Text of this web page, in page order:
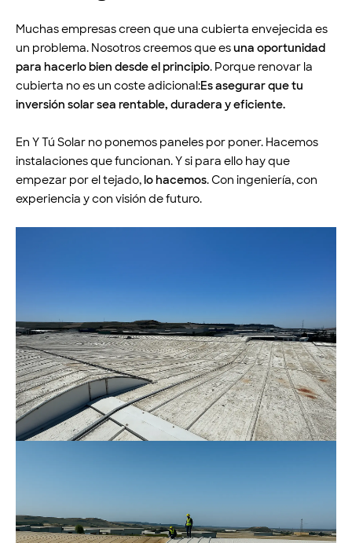
Muchas empresas creen que una cubierta envejecida es
un problema. Nosotros creemos que esuna oportunidad
para hacerlo bien desde el principio. Porque renovar la
cubierta no es un coste adicional:Es asegurar que tu
inversión solar sea rentable, duradera y eficiente.
En Y Tú Solar no ponemos paneles por poner. Hacemos
instalaciones que funcionan. Y si para ello hay que
empezar por el tejado, lo hacemos. Con ingeniería, con
experiencia y con visión de futuro.